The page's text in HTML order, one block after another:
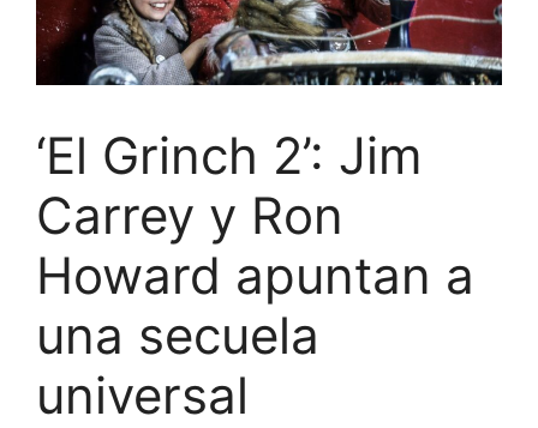
‘El Grinch 2’: Jim
Carrey y Ron
Howard apuntan a
una secuela
universal